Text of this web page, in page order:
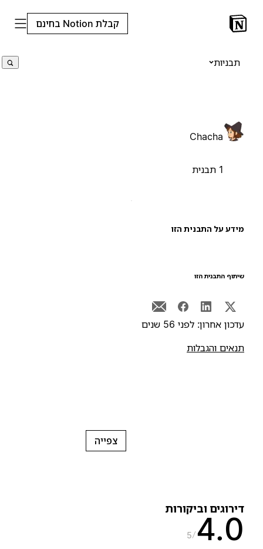
קבלת Notion בחינם
תבניות
Chacha
על התבנית הזו
התבנית הזו
אחרון: לפני 56 שנים
והגבלות
צפייה
וביקורות
5